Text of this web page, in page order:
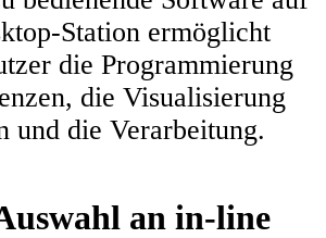
Station ermöglicht
die Programmierung
die Visualisierung
und die Verarbeitung.
an in-line